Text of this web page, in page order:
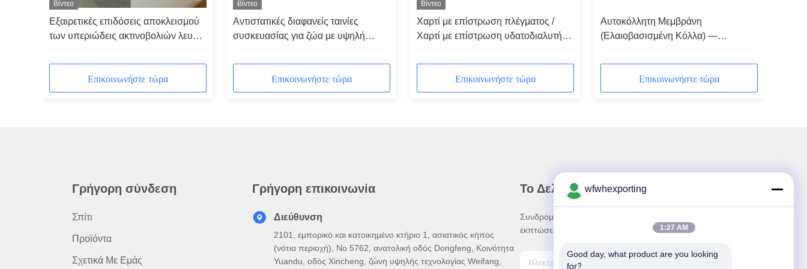
Βίντεο
Εξαιρετικές επιδόσεις αποκλεισμού
των υπεριώδεις ακτινοβολιών λευκές
μπουκάλια ποτών
Επικοινωνήστε τώρα
Βίντεο
Αντιστατικές διαφανείς ταινίες
συσκευασίας για ζώα με υψηλή
Επικοινωνήστε τώρα
Βίντεο
Χαρτί με επίστρωση πλέγματος /
Χαρτί με επίστρωση υδατοδιαλυτής
Επικοινωνήστε τώρα
Αυτοκόλλητη Μεμβράνη
(Ελαιοβασισμένη Κόλλα) —
Επικάλυψης
Επικοινωνήστε τώρα
Γρήγορη σύνδεση
Σπίτι
Προϊόντα
Σχετικά Με Εμάς
Γρήγορη επικοινωνία
Διεύθυνση
2101, εμπορικό και κατοικημένο κτήριο 1, ασιατικός κήπος
(νότια περιοχή), Νο 5762, ανατολική οδός Dongfeng, Κοινότητα
Yuandu, οδός Xincheng, ζώνη υψηλής τεχνολογίας Weifang,
Το Δελτίο Ενημέρωσης
Συνδρομηθείτε στο ενημερωτικό μας δελτίο για
εκπτώσεις και πολλά άλλα.
wfwhexporting
1:27 AM
Good day, what product are you looking
for?